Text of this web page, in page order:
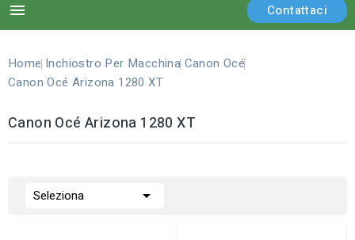
 Contattaci
Home Inchiostro Per Macchina Canon Océ
Canon Océ Arizona 1280 XT
Canon Océ Arizona 1280 XT
Seleziona 